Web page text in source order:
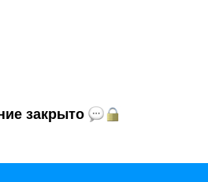
закрыто